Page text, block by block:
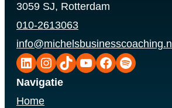
3059 SJ, Rotterdam
010-2613063
info@michelsbusinesscoaching.nl
LinkedIn Instagram TikTok YouTube Facebook Spotify
Navigatie
Home